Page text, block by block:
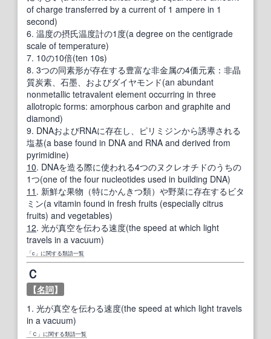
of charge transferred by a current of 1 ampere in 1
second)
6. 温度の摂氏温度計の1度(a degree on the centigrade
scale of temperature)
7. 10の10倍(ten 10s)
8. 3つの同素形が存在する豊富な非金属の4価元素：非晶
質炭素、石墨、およびダイヤモンド(an abundant
nonmetallic tetravalent element occurring in three
allotropic forms: amorphous carbon and graphite and
diamond)
9. DNAおよびRNAに存在し、ピリミジンから誘導される
塩基(a base found in DNA and RNA and derived from
pyrimidine)
10. DNAを造る際に使われる4つのヌクレオチドのうちの
1つ(one of the four nucleotides used in building DNA)
11 . 新鮮な果物（特にかんきつ類）や野菜に存在するビタ
ミン(a vitamin found in fresh fruits (especially citrus
fruits) and vegetables)
12. 光が真空を伝わる速度(the speed at which light
travels in a vacuum)
「c」に関する類語一覧
Ｃ
【名詞】
1. 光が真空を伝わる速度(the speed at which light travels
in a vacuum)
「Ｃ」に関する類語一覧